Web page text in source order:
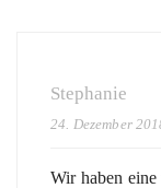
Stephanie
24. Dezember
Wir haben